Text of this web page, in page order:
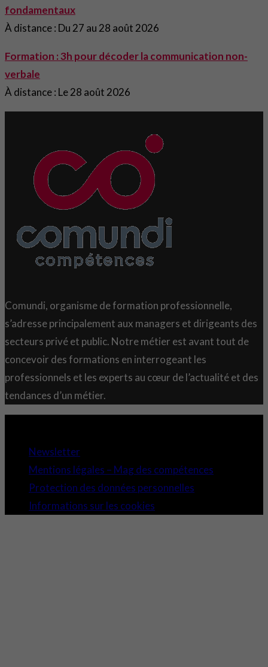
fondamentaux
À distance : Du 27 au 28 août 2026
Formation : 3h pour décoder la communication non-
verbale
À distance : Le 28 août 2026
Comundi, organisme de formation professionnelle,
s’adresse principalement aux managers et dirigeants des
secteurs privé et public. Notre métier est avant tout de
concevoir des formations en interrogeant les
professionnels et les experts au cœur de l’actualité et des
tendances d’un métier.
Newsletter
Mentions légales – Mag des compétences
Protection des données personnelles
Informations sur les cookies